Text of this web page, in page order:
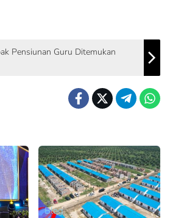
Pensiunan Guru Ditemukan
Blog